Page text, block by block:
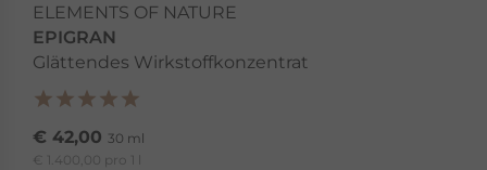
ELEMENTS OF NATURE
EPIGRAN
Glättendes Wirkstoffkonzentrat
€ 42,00 30 ml
€ 1.400,00 pro 1 l